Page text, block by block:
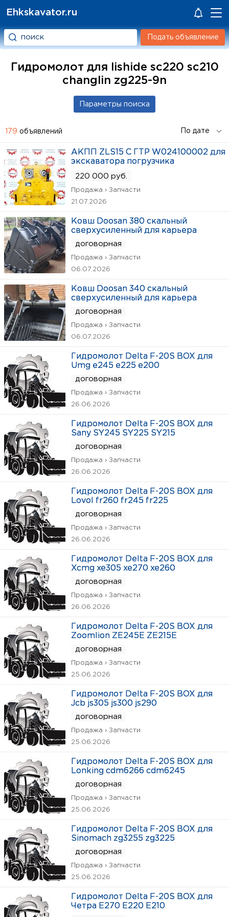
Ehkskavator.ru
Подать объявление
Гидромолот для lishide sc220 sc210
changlin zg225-9n
179 объявлений
АКПП ZLS15 С ГТР W024100002 для
экскаватора погрузчика
220 000 руб.
Продажа › Запчасти
21.07.2026
Ковш Doosan 380 скальный
сверхусиленный для карьера
договорная
Продажа › Запчасти
06.07.2026
Ковш Doosan 340 скальный
сверхусиленный для карьера
договорная
Продажа › Запчасти
06.07.2026
Гидромолот Delta F-20S BOX для
Umg e245 e225 e200
договорная
Продажа › Запчасти
26.06.2026
Гидромолот Delta F-20S BOX для
Sany SY245 SY225 SY215
договорная
Продажа › Запчасти
26.06.2026
Гидромолот Delta F-20S BOX для
Lovol fr260 fr245 fr225
договорная
Продажа › Запчасти
26.06.2026
Гидромолот Delta F-20S BOX для
Xcmg xe305 xe270 xe260
договорная
Продажа › Запчасти
26.06.2026
Гидромолот Delta F-20S BOX для
Zoomlion ZE245E ZE215E
договорная
Продажа › Запчасти
25.06.2026
Гидромолот Delta F-20S BOX для
Jcb js305 js300 js290
договорная
Продажа › Запчасти
25.06.2026
Гидромолот Delta F-20S BOX для
Lonking cdm6266 cdm6245
договорная
Продажа › Запчасти
25.06.2026
Гидромолот Delta F-20S BOX для
Sinomach zg3255 zg3225
договорная
Продажа › Запчасти
25.06.2026
Гидромолот Delta F-20S BOX для
Четра Е270 Е220 Е210